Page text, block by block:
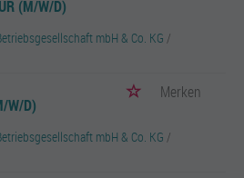
(M/W/D)
mbH & Co. KG /
W/D)
Merken
mbH & Co. KG /